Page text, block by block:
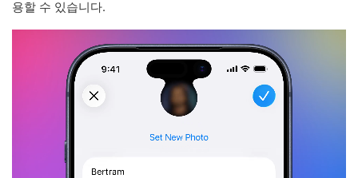
용할 수 있습니다.